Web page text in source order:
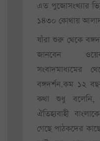
এত পুজোসংখ্যার
১৪৩০ কোথায়
যাঁরা শুরু থেকে
জানবেন
সংবাদমাধ্যমের
বঙ্গদর্শন.কম ১২
কথা শুধু বলেনি,
ঐতিহ্যবাহী
গেছে পাঠকদের